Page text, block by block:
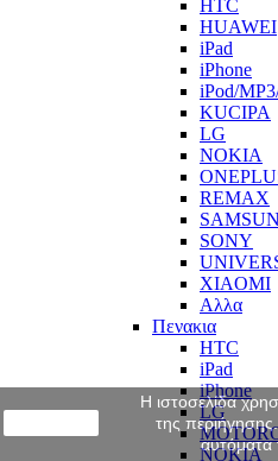
HTC
HUAWEI
iPad
iPhone
iPod/
KUCIPA
LG
NOKIA
REMAX
SONY
XIAOMI
Αλλα
Πενακια
HTC
iPad
iPhone
LG
NOKIA
Η ιστοσελίδα
της
αυτόματα